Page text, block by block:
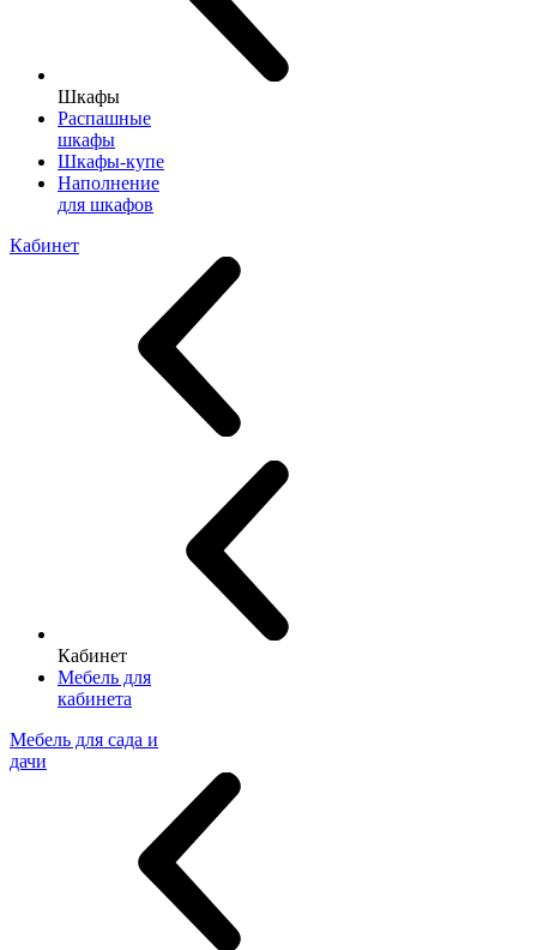
Шкафы
Распашные
шкафы
Шкафы-купе
Наполнение
для шкафов
Кабинет
Кабинет
Мебель для
кабинета
Мебель для сада и
дачи